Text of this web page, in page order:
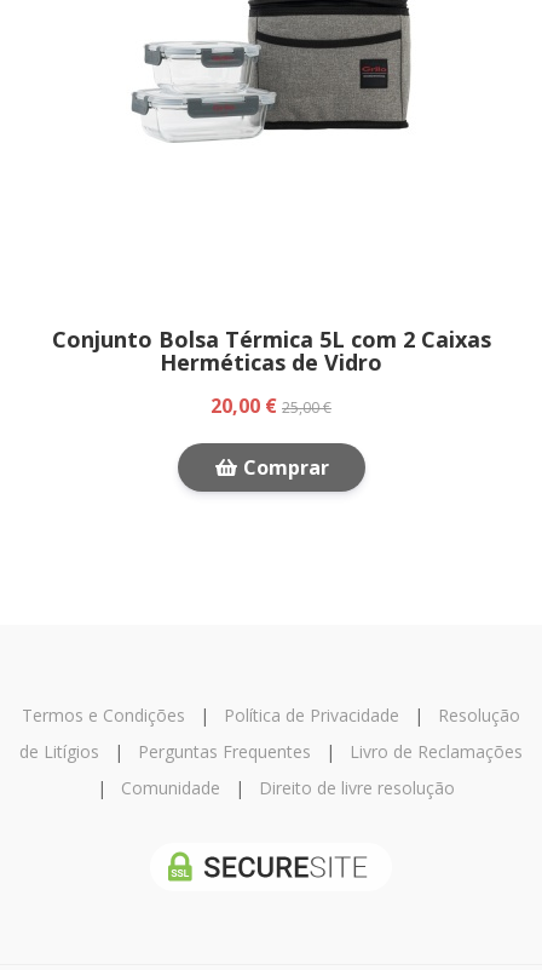
Conjunto Bolsa Térmica 5L com 2 Caixas
Herméticas de Vidro
20,00 € 25,00 €
Comprar
Termos e Condições | Política de Privacidade |
Resolução
de Litígios | Perguntas Frequentes |
Livro de Reclamações
| Comunidade | Direito de livre resolução